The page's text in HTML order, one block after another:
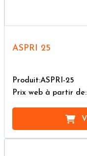
ASPRI 25
Produit:ASPRI-25
Prix web à partir de: